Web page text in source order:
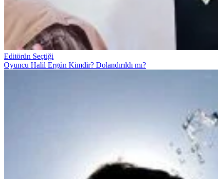
Editörün Seçtiği
Oyuncu Halil Ergün Kimdir? Dolandırıldı mı?